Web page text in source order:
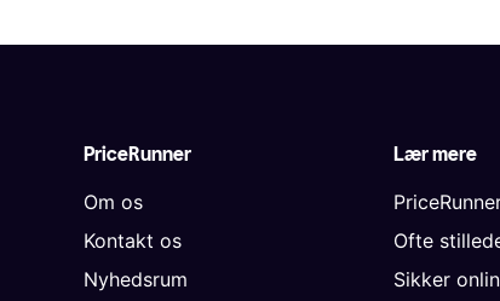
PriceRunner
Om os
Kontakt os
Nyhedsrum
Lær mere
Ofte
Sikker